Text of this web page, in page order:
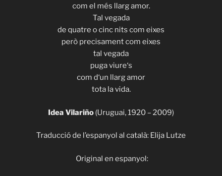
com el més llarg amor.
Tal vegada
de quatre o cinc nits com eixes
però precisament com eixes
tal vegada
puga viure‘s
com d‘un llarg amor
tota la vida.
Idea Vilariño (Uruguai, 1920 – 2009)
Traducció de l’espanyol al català: Elija Lutze
Original en espanyol: